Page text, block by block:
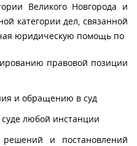
Великого Новгорода и
категории дел, связанной
юридическую помощь по
правовой позиции
и обращению в суд
любой инстанции
и постановлений